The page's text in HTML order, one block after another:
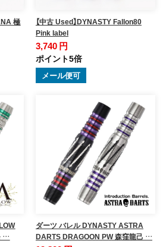
極
【中古 Used】DYNASTY Fallon80
Pink label
3,740 円
ポイント5倍
メール便可
…
ダーツ バレル DYNASTY ASTRA
DARTS DRAGOON PW 森窪龍己 …